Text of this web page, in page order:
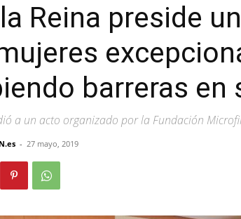
Reina preside
barreras en
a un acto organizado por la Fundación
- 27 mayo, 2019